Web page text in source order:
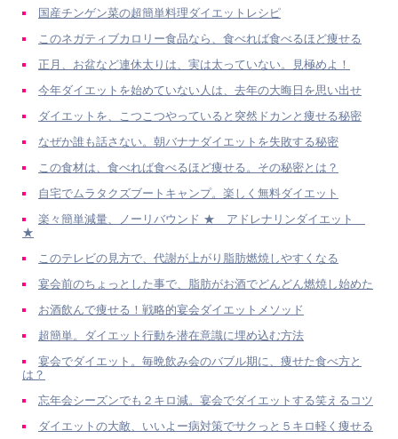
国産チンゲン菜の超簡単料理ダイエットレシピ
このネガティブカロリー食品なら、食べれば食べるほど痩せる
正月、お盆など連休太りは、実は太っていない。見極めよ！
今年ダイエットを始めていない人は、去年の大晦日を思い出せ
ダイエットを、こつこつやっていると突然ドカンと痩せる秘密
なぜか誰も話さない。朝バナナダイエットを失敗する秘密
この食材は、食べれば食べるほど痩せる。その秘密とは？
自宅でムラタクズブートキャンプ。楽しく無料ダイエット
楽々簡単減量、ノーリバウンド ★ アドレナリンダイエット
★
このテレビの見方で、代謝が上がり脂肪燃焼しやすくなる
宴会前のちょっとした事で、脂肪がお酒でどんどん燃焼し始めた
お酒飲んで痩せる！戦略的宴会ダイエットメソッド
超簡単。ダイエット行動を潜在意識に埋め込む方法
宴会でダイエット。毎晩飲み会のバブル期に、痩せた食べ方と
は？
忘年会シーズンでも２キロ減。宴会でダイエットする笑えるコツ
ダイエットの大敵、いいよー病対策でサクっと５キロ軽く痩せる